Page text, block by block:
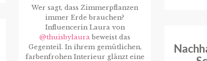
Wer sagt, dass Zimmerpflanzen
immer Erde brauchen?
Influencerin Laura von
@thuisbylaura beweist das
Gegenteil. In ihrem gemütlichen,
farbenfrohen Interieur glänzt eine